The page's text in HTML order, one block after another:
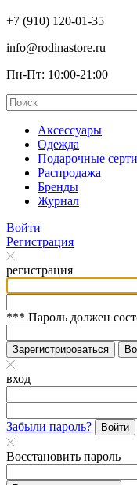
+7 (910) 120-01-35
info@rodinastore.ru
Пн-Пт: 10:00-21:00
Аксессуары
Одежда
Подарочные
Распродажа
Бренды
Журнал
Войти
Регистрация
регистрация
*** Пароль должен
Зарегистрироваться
вход
Забыли пароль?
Войти
Восстановить пароль